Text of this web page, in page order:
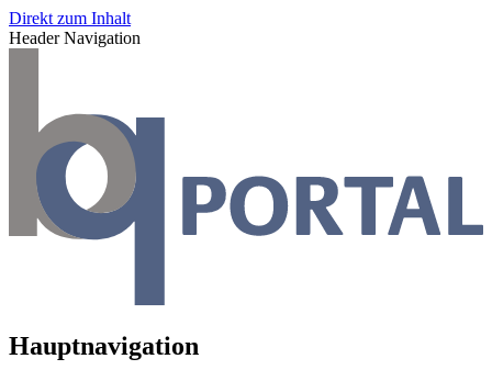
Direkt zum Inhalt
Header Navigation
Hauptnavigation